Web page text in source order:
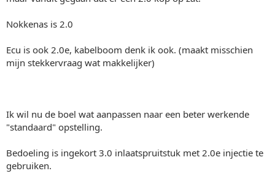
Nokkenas is 2.0
Ecu is ook 2.0e, kabelboom denk ik ook. (maakt misschien
mijn stekkervraag wat makkelijker)
Ik wil nu de boel wat aanpassen naar een beter werkende
"standaard" opstelling.
Bedoeling is ingekort 3.0 inlaatspruitstuk met 2.0e injectie te
gebruiken.